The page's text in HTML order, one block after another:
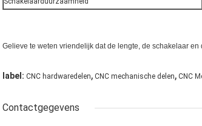
Gelieve te weten vriendelijk dat de lengte, de schakelaar
label: CNC hardwaredelen, CNC mechanische delen, CNC
Contactgegevens